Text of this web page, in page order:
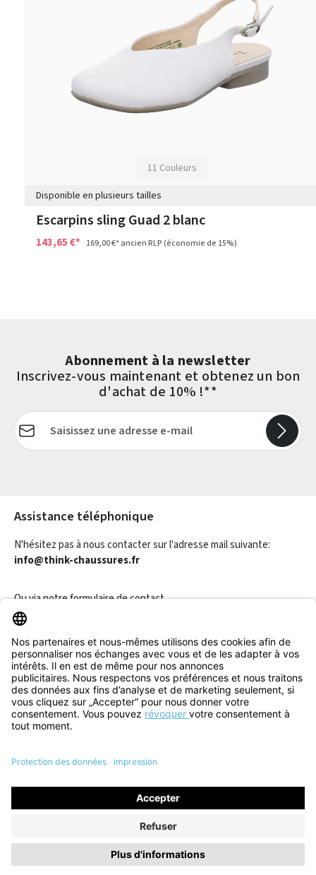
11 Couleurs
Disponible en plusieurs tailles
Escarpins sling Guad 2 blanc
143,65 €* 169,00 €*ancien RLP(économie de 15%)
Abonnement à la newsletter
Inscrivez-vous maintenant et obtenez un bon
d'achat de 10% !**
Adresse e-mail*
Assistance téléphonique
N'hésitez pas à nous contacter sur l'adresse mail suivante:
info@think-chaussures.fr
Ou via notreformulaire de contact.
Révoquer un contrat
Informations
Aide & Contact
© 2026 Think! Store
Tous les prix incluent la TVA plus les
éventuels frais de livraison, sauf indication contraire.